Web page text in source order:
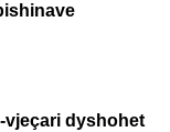
vjeçari dyshohet